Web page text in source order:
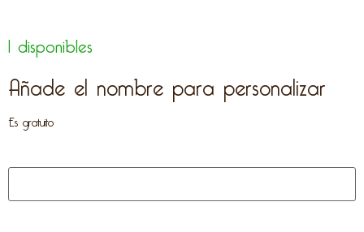
1 disponibles
Añade el nombre para personalizar
Es gratuito